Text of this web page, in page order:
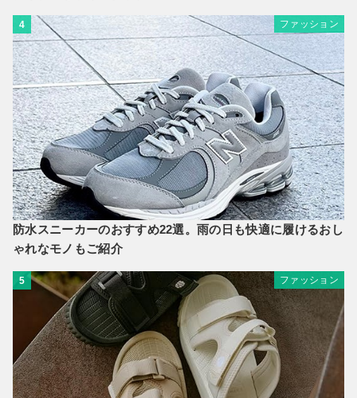
4 ファッション
防水スニーカーのおすすめ22選。雨の日も快適に履けるおし
ゃれなモノもご紹介
5 ファッション